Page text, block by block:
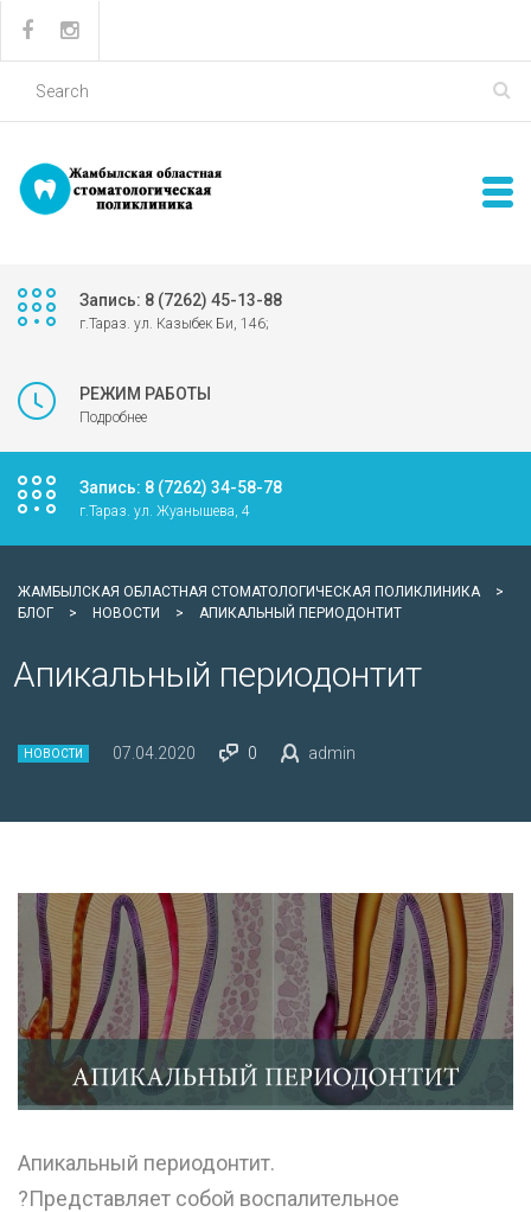
Запись: 8 (7262) 45-13-88
г.Тараз. ул. Казыбек Би, 146;
РЕЖИМ РАБОТЫ
Подробнее
Запись: 8 (7262) 34-58-78
г.Тараз. ул. Жуанышева, 4
ЖАМБЫЛСКАЯ ОБЛАСТНАЯ СТОМАТОЛОГИЧЕСКАЯ ПОЛИКЛИНИКА
>
БЛОГ
> НОВОСТИ > АПИКАЛЬНЫЙ ПЕРИОДОНТИТ
Апикальный периодонтит
НОВОСТИ 07.04.2020 0 admin
Апикальный периодонтит.
?Представляет собой воспалительное